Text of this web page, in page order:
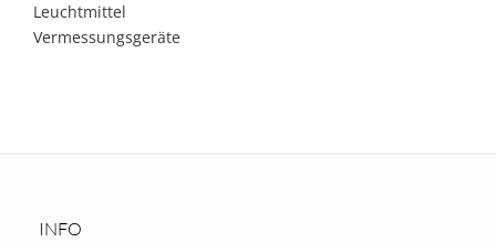
Leuchtmittel
Vermessungsgeräte
INFO